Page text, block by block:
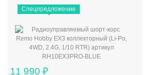
Спецпредложение
11 990 ₽